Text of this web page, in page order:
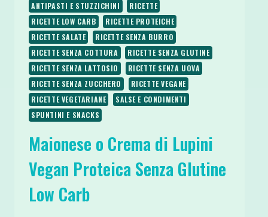
ANTIPASTI E STUZZICHINI
RICETTE
RICETTE LOW CARB
RICETTE PROTEICHE
RICETTE SALATE
RICETTE SENZA BURRO
RICETTE SENZA COTTURA
RICETTE SENZA GLUTINE
RICETTE SENZA LATTOSIO
RICETTE SENZA UOVA
RICETTE SENZA ZUCCHERO
RICETTE VEGANE
RICETTE VEGETARIANE
SALSE E CONDIMENTI
SPUNTINI E SNACKS
Maionese o Crema di Lupini
Vegan Proteica Senza Glutine
Low Carb